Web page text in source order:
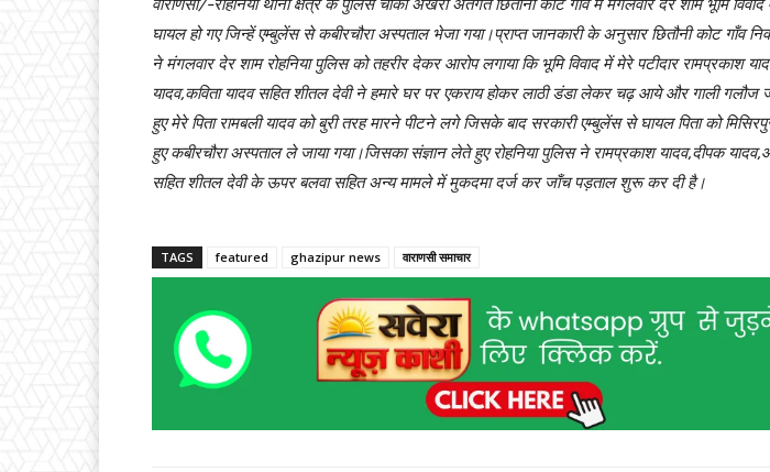
वाराणसी/-रोहनिया थाना क्षेत्र के पुलिस चौकी अखरी अंतर्गत छितौनी कोट गाँव में मंगलवार देर शाम भूमि
घायल हो गए जिन्हें एम्बुलेंस से कबीरचौरा अस्पताल भेजा गया।प्राप्त जानकारी के अनुसार छितौनी कोट गाँव
ने मंगलवार देर शाम रोहनिया पुलिस को तहरीर देकर आरोप लगाया कि भूमि विवाद में मेरे पटीदार रामप्रकाश
यादव,कविता यादव सहित शीतल देवी ने हमारे घर पर एकराय होकर लाठी डंडा लेकर चढ़ आये और गाली
हुए मेरे पिता रामबली यादव को बुरी तरह मारने पीटने लगे जिसके बाद सरकारी एम्बुलेंस से घायल पिता को
हुए कबीरचौरा अस्पताल ले जाया गया।जिसका संज्ञान लेते हुए रोहनिया पुलिस ने रामप्रकाश यादव,दीपक
सहित शीतल देवी के ऊपर बलवा सहित अन्य मामले में मुकदमा दर्ज कर जाँच पड़ताल शुरू कर दी है।
TAGS featured ghazipur news वाराणसी समाचार